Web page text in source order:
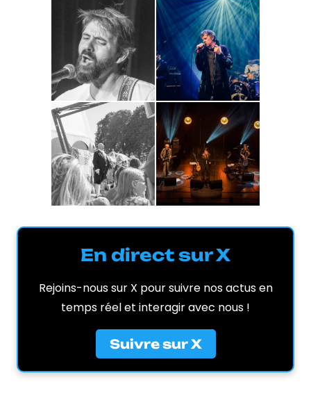
En direct sur X
Rejoins-nous sur X pour suivre nos actus en
temps réel et interagir avec nous !
Suivre sur X